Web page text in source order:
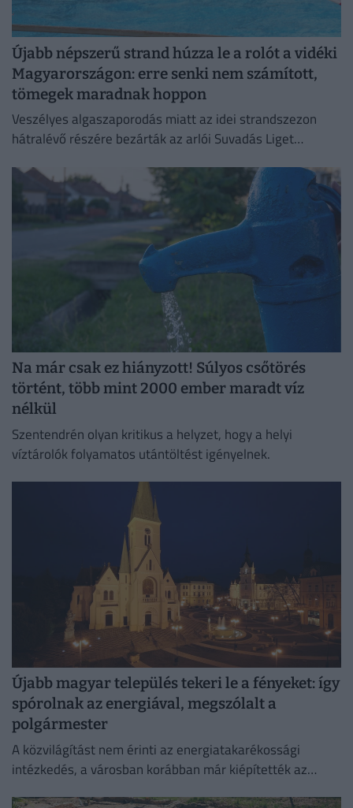
Újabb népszerű strand húzza le a rolót a vidéki
Magyarországon: erre senki nem számított,
tömegek maradnak hoppon
Veszélyes algaszaporodás miatt az idei strandszezon
hátralévő részére bezárták az arlói Suvadás Liget
Na már csak ez hiányzott! Súlyos csőtörés
történt, több mint 2000 ember maradt víz
nélkül
Szentendrén olyan kritikus a helyzet, hogy a helyi
víztárolók folyamatos utántöltést igényelnek.
Újabb magyar település tekeri le a fényeket: így
spórolnak az energiával, megszólalt a
polgármester
A közvilágítást nem érinti az energiatakarékossági
intézkedés, a városban korábban már kiépítették az